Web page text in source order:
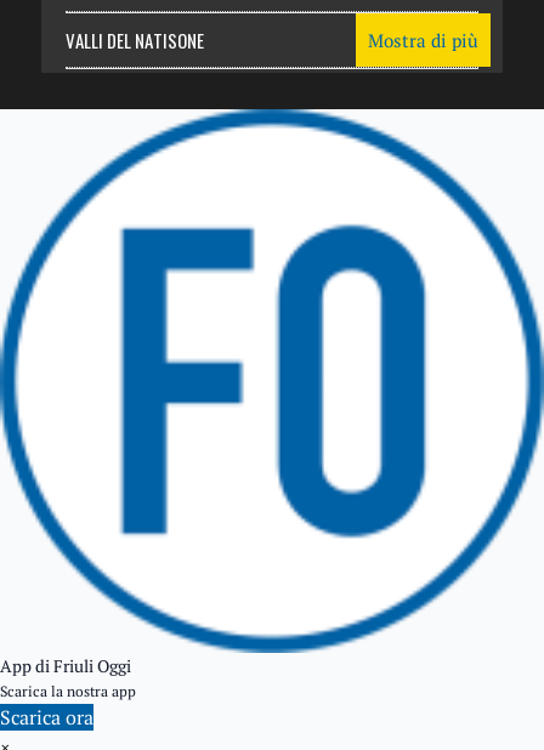
VALLI DEL NATISONE
TRICESIMO
TARCENTO
GEMONA DEL FRIULI
Mostra di più
App di Friuli Oggi
Scarica la nostra app
Scarica ora